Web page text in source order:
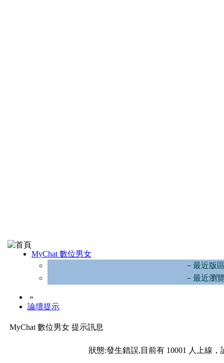
MyChat 數位男女
－最近版
－最近瀏
»
論壇提示
MyChat 數位男女 提示訊息
狀態:發生錯誤,目前有 10001 人上線